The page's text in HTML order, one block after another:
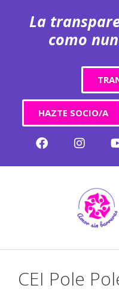
La
como
HAZTE SOCIO/A
CEI Pole